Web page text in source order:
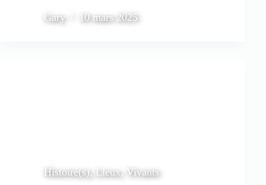
Gary 10 mars 2025
Histoire(s), Lieux, Vivants